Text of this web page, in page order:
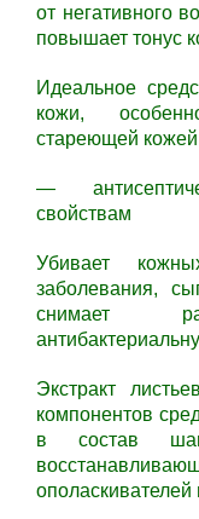
от негативного
повышает тонус
Идеальное
кожи,
стареющей кожей
—
свойствам
Убивает
заболевания,
снимает
Экстракт
компонентов
в состав